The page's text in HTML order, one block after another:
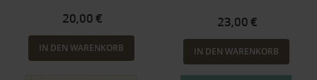
20,00 €
IN DEN WARENKORB
23,00 €
IN DEN WARENKORB